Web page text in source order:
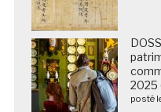
2025
posté